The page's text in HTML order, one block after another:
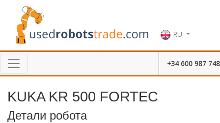
RU
+34 600 987 748
KUKA KR 500 FORTEC
Детали робота